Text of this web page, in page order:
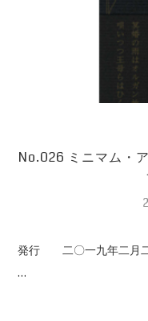
No.026 ミニマム・
発行 二〇一九年二月
…